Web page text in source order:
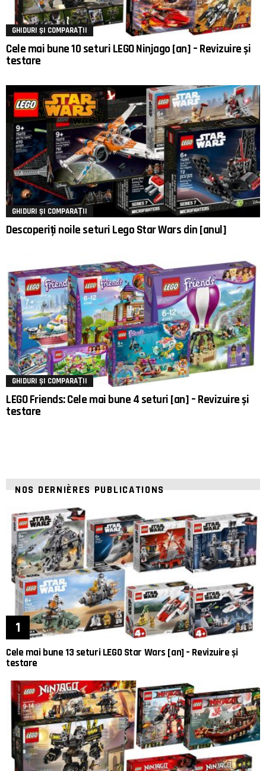
GHIDURI ȘI COMPARAȚII
Cele mai bune 10 seturi LEGO Ninjago [an] – Revizuire și
testare
GHIDURI ȘI COMPARAȚII
Descoperiți noile seturi Lego Star Wars din [anul]
GHIDURI ȘI COMPARAȚII
LEGO Friends: Cele mai bune 4 seturi [an] – Revizuire și
testare
NOS DERNIÈRES PUBLICATIONS
Cele mai bune 13 seturi LEGO Star Wars [an] – Revizuire și
testare